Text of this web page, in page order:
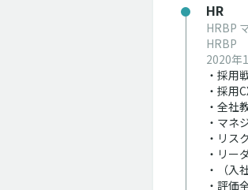
HR
HRBP
HRBP
2020年
・採用
・採用
・全社
・マネ
・リス
・リー
・（入
・評価